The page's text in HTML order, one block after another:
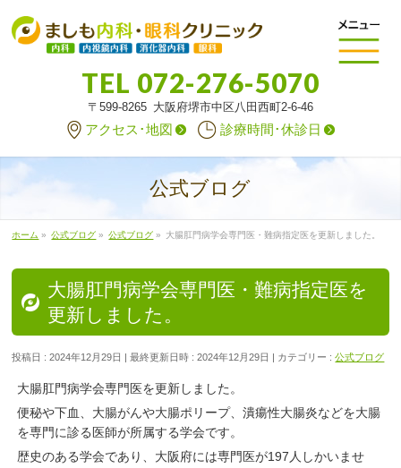
TEL 072-276-5070
〒599-8265 大阪府堺市中区八田西町2-6-46
アクセス･地図 診療時間･休診日
公式ブログ
ホーム » 公式ブログ » 公式ブログ » 大腸肛門病学会専門医・難病指定医を更新しました。
大腸肛門病学会専門医・難病指定医を
更新しました。
投稿日 : 2024年12月29日 最終更新日時 : 2024年12月29日 カテゴリー :公式ブログ
大腸肛門病学会専門医を更新しました。
便秘や下血、大腸がんや大腸ポリープ、潰瘍性大腸炎などを大腸
を専門に診る医師が所属する学会です。
歴史のある学会であり、大阪府には専門医が197人しかいませ